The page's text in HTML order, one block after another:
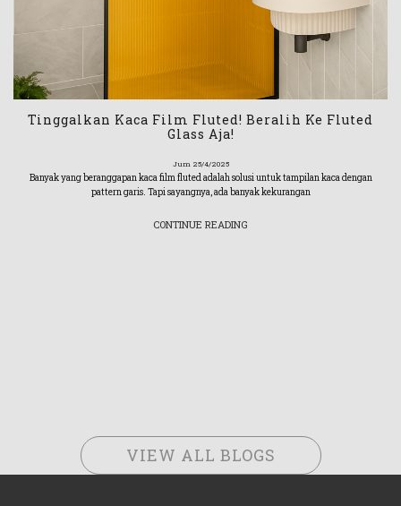
Tinggalkan Kaca Film Fluted! Beralih Ke Fluted
Glass Aja!
Jum 25/4/2025
Banyak yang beranggapan kaca film fluted adalah solusi untuk tampilan kaca dengan
pattern garis. Tapi sayangnya, ada banyak kekurangan
CONTINUE READING
VIEW ALL BLOGS